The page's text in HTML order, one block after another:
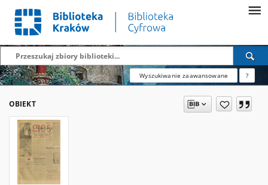
Wyszukiwanie zaawansowane ?
OBIEKT